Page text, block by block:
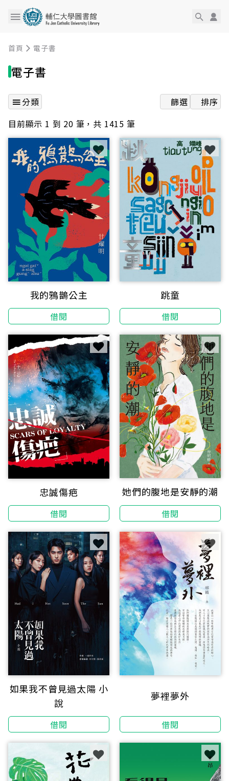
首頁 電子書
電子書
分類 篩選
排序
目前顯示 1 到 20 筆，共 1415 筆
我的鴉鵲公主
借閱
跳童
借閱
忠誠傷疤
借閱
她們的腹地是安靜的潮
借閱
如果我不曾見過太陽 小
說
借閱
夢裡夢外
借閱